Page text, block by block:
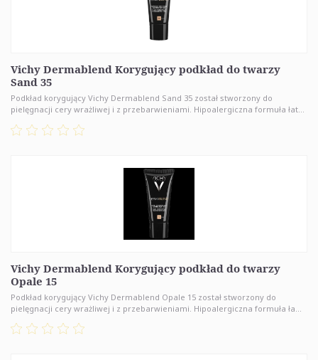
Vichy Dermablend Korygujący podkład do twarzy
Sand 35
Podkład korygujący Vichy Dermablend Sand 35 został stworzony do
pielęgnacji cery wrażliwej i z przebarwieniami. Hipoalergiczna formuła łat...
Vichy Dermablend Korygujący podkład do twarzy
Opale 15
Podkład korygujący Vichy Dermablend Opale 15 został stworzony do
pielęgnacji cery wrażliwej i z przebarwieniami. Hipoalergiczna formuła ła...